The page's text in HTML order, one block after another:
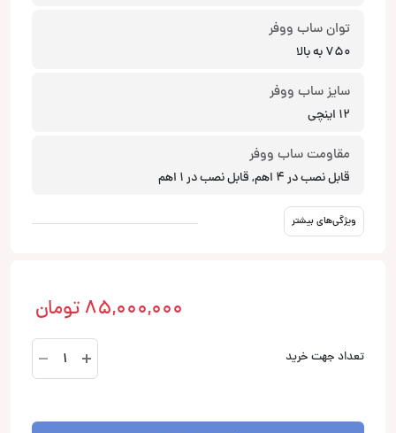
توان ساب ووفر
750 به بالا
سایز ساب ووفر
12 اینچی
مقاومت ساب ووفر
قابل نصب در 4 اهم, قابل نصب در 1 اهم
ویژگی‌های بیشتر
85,000,000 تومان
تعداد جهت خرید
MW
12